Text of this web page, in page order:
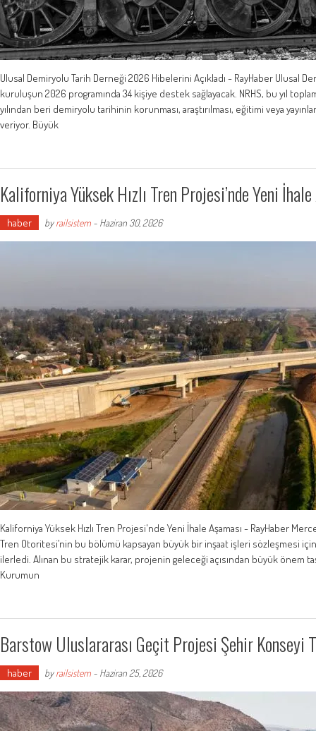
Ulusal Demiryolu Tarih Derneği 2026 Hibelerini Açıkladı - RayHaber Ulusal
kuruluşun 2026 programında 34 kişiye destek sağlayacak. NRHS, bu yıl
yılından beri demiryolu tarihinin korunması, araştırılması, eğitimi veya
veriyor. Büyük
Kaliforniya Yüksek Hızlı Tren Projesi’nde Yeni İhale
haber byrailsistem - Haziran 30, 2026
Kaliforniya Yüksek Hızlı Tren Projesi'nde Yeni İhale Aşaması - RayHaber
Tren Otoritesi’nin bu bölümü kapsayan büyük bir inşaat işleri sözleşmesi
ilerledi. Alınan bu stratejik karar, projenin geleceği açısından büyük önem
Kurumun
Barstow Uluslararası Geçit Projesi Şehir Konseyi
haber byrailsistem - Haziran 25, 2026